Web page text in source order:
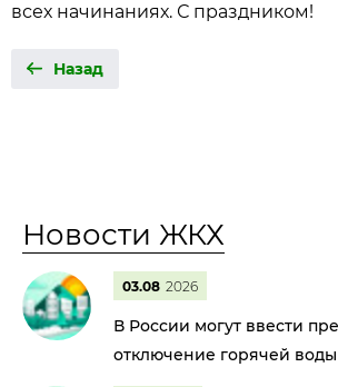
всех начинаниях. С праздником!
Назад
Новости ЖКХ
03.08 2026
В России могут ввести
отключение горячей воды